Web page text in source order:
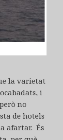
la varietat
i
no
de hotels
afartar. És